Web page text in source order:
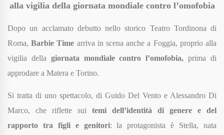
alla vigilia della giornata mondiale contro l’omofobia
Dopo un acclamato debutto nello storico Teatro Tordinona di
Roma,Barbie Time arriva in scena anche a Foggia, proprio alla
vigilia della giornata mondiale contro l’omofobia,prima di
approdare a Matera e Torino.
Si tratta di uno spettacolo, di Guido Del Vento e Alessandro Di
Marco, che riflette sui temi dell’identità di genere e del
rapporto tra figli e genitori: la protagonista è Stella, nata